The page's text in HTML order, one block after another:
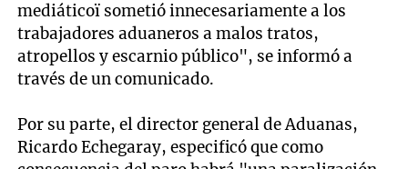
mediáticoï sometió innecesariamente a los
trabajadores aduaneros a malos tratos,
atropellos y escarnio público", se informó a
través de un comunicado.
Por su parte, el director general de Aduanas,
Ricardo Echegaray, especificó que como